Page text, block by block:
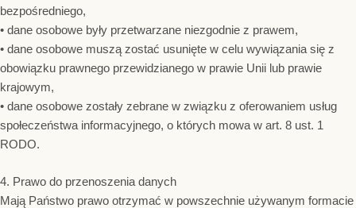
bezpośredniego,
• dane osobowe były przetwarzane niezgodnie z prawem,
• dane osobowe muszą zostać usunięte w celu wywiązania się z
obowiązku prawnego przewidzianego w prawie Unii lub prawie
krajowym,
• dane osobowe zostały zebrane w związku z oferowaniem usług
społeczeństwa informacyjnego, o których mowa w art. 8 ust. 1
RODO.
4. Prawo do przenoszenia danych
Mają Państwo prawo otrzymać w powszechnie używanym formacie